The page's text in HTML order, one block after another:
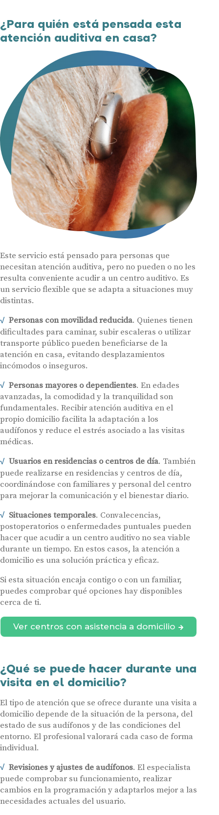
¿Para quién está pensada esta
atención auditiva en casa?
Este servicio está pensado para personas que
necesitan atención auditiva, pero no pueden o no les
resulta conveniente acudir a un centro auditivo. Es
un servicio flexible que se adapta a situaciones muy
distintas.
Personas con movilidad reducida. Quienes tienen
dificultades para caminar, subir escaleras o utilizar
transporte público pueden beneficiarse de la
atención en casa, evitando desplazamientos
incómodos o inseguros.
Personas mayores o dependientes. En edades
avanzadas, la comodidad y la tranquilidad son
fundamentales. Recibir atención auditiva en el
propio domicilio facilita la adaptación a los
audífonos y reduce el estrés asociado a las visitas
médicas.
Usuarios en residencias o centros de día. También
puede realizarse en residencias y centros de día,
coordinándose con familiares y personal del centro
para mejorar la comunicación y el bienestar diario.
Situaciones temporales. Convalecencias,
postoperatorios o enfermedades puntuales pueden
hacer que acudir a un centro auditivo no sea viable
durante un tiempo. En estos casos, la atención a
domicilio es una solución práctica y eficaz.
Si esta situación encaja contigo o con un familiar,
puedes comprobar qué opciones hay disponibles
cerca de ti.
Ver centros con asistencia a domicilio
¿Qué se puede hacer durante una
visita en el domicilio?
El tipo de atención que se ofrece durante una visita a
domicilio depende de la situación de la persona, del
estado de sus audífonos y de las condiciones del
entorno. El profesional valorará cada caso de forma
individual.
Revisiones y ajustes de audífonos. El especialista
puede comprobar su funcionamiento, realizar
cambios en la programación y adaptarlos mejor a las
necesidades actuales del usuario.